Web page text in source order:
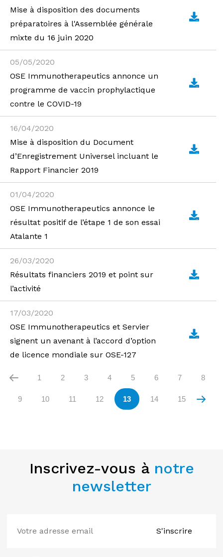
Mise à disposition des documents
préparatoires à l'Assemblée générale
mixte du 16 juin 2020
05/05/2020
OSE Immunotherapeutics annonce un
programme de vaccin prophylactique
contre le COVID-19
16/04/2020
Mise à disposition du Document
d’Enregistrement Universel incluant le
Rapport Financier 2019
01/04/2020
OSE Immunotherapeutics annonce le
résultat positif de l’étape 1 de son essai
Atalante 1
26/03/2020
Résultats financiers 2019 et point sur
l’activité
17/03/2020
OSE Immunotherapeutics et Servier
signent un avenant à l’accord d’option
de licence mondiale sur OSE-127
1 2 3 4 5 6 7 8
9 10 11 12 13 14 15
Inscrivez-vous à notre
newsletter
S'inscrire